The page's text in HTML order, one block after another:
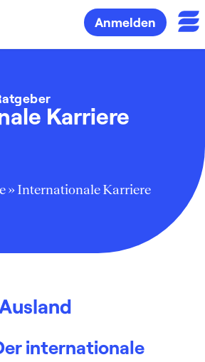
Anmelden
Karriere
»Internationale Karriere
internationale